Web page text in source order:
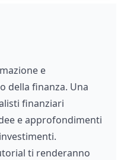
e
della finanza. Una
finanziari
e approfondimenti
ti renderanno